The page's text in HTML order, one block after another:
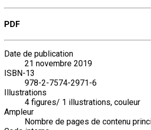
PDF
Date de publication
21 novembre 2019
ISBN-13
978-2-7574-2971-6
Illustrations
4 figures/ 1 illustrations, couleur
Ampleur
Nombre de pages de contenu